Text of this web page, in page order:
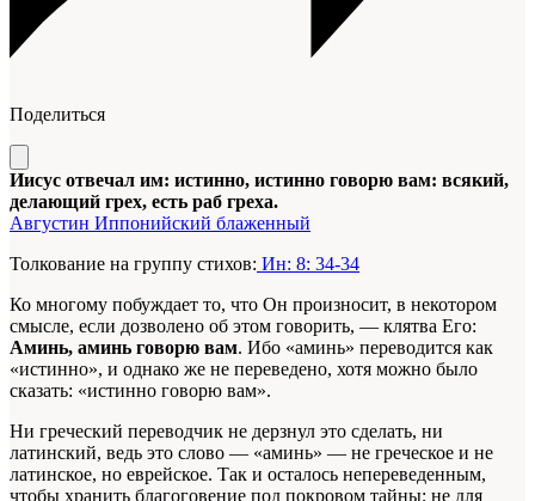
Поделиться
Иисус отвечал им: истинно, истинно говорю вам: всякий,
делающий грех, есть раб греха.
Августин Иппонийский блаженный
Толкование на группу стихов: Ин: 8: 34-34
Ко многому побуждает то, что Он произносит, в некотором
смысле, если дозволено об этом говорить, — клятва Его:
Аминь, аминь говорю вам. Ибо «аминь» переводится как
«истинно», и однако же не переведено, хотя можно было
сказать: «истинно говорю вам».
Ни греческий переводчик не дерзнул это сделать, ни
латинский, ведь это слово — «аминь» — не греческое и не
латинское, но еврейское. Так и осталось непереведенным,
чтобы хранить благоговение под покровом тайны; не для